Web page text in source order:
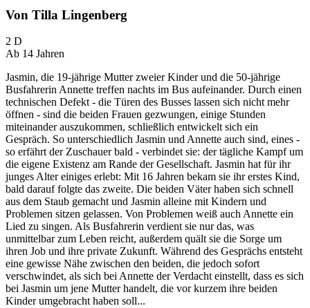
Von Tilla Lingenberg
2 D
Ab 14 Jahren
Jasmin, die 19-jährige Mutter zweier Kinder und die 50-jährige
Busfahrerin Annette treffen nachts im Bus aufeinander. Durch einen
technischen Defekt - die Türen des Busses lassen sich nicht mehr
öffnen - sind die beiden Frauen gezwungen, einige Stunden
miteinander auszukommen, schließlich entwickelt sich ein
Gespräch. So unterschiedlich Jasmin und Annette auch sind, eines -
so erfährt der Zuschauer bald - verbindet sie: der tägliche Kampf um
die eigene Existenz am Rande der Gesellschaft. Jasmin hat für ihr
junges Alter einiges erlebt: Mit 16 Jahren bekam sie ihr erstes Kind,
bald darauf folgte das zweite. Die beiden Väter haben sich schnell
aus dem Staub gemacht und Jasmin alleine mit Kindern und
Problemen sitzen gelassen. Von Problemen weiß auch Annette ein
Lied zu singen. Als Busfahrerin verdient sie nur das, was
unmittelbar zum Leben reicht, außerdem quält sie die Sorge um
ihren Job und ihre private Zukunft. Während des Gesprächs entsteht
eine gewisse Nähe zwischen den beiden, die jedoch sofort
verschwindet, als sich bei Annette der Verdacht einstellt, dass es sich
bei Jasmin um jene Mutter handelt, die vor kurzem ihre beiden
Kinder umgebracht haben soll...